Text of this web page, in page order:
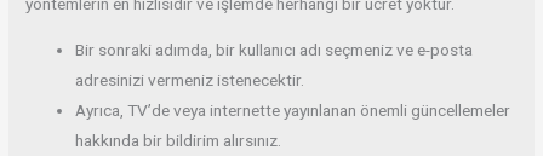
Bir sonraki adımda, bir kullanıcı adı seçmeniz ve e-posta
adresinizi vermeniz istenecektir.
Ayrıca, TV’de veya internette yayınlanan önemli güncellemeler
hakkında bir bildirim alırsınız.